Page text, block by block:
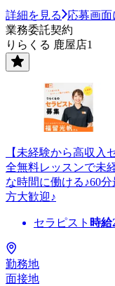
詳細を見る
応募画面
業務委託契約
りらくる 鹿屋店1
【未経験から高収入
全無料レッスンで未
な時間に働ける♪60
方大歓迎♪
セラピスト 時給
勤務地
面接地